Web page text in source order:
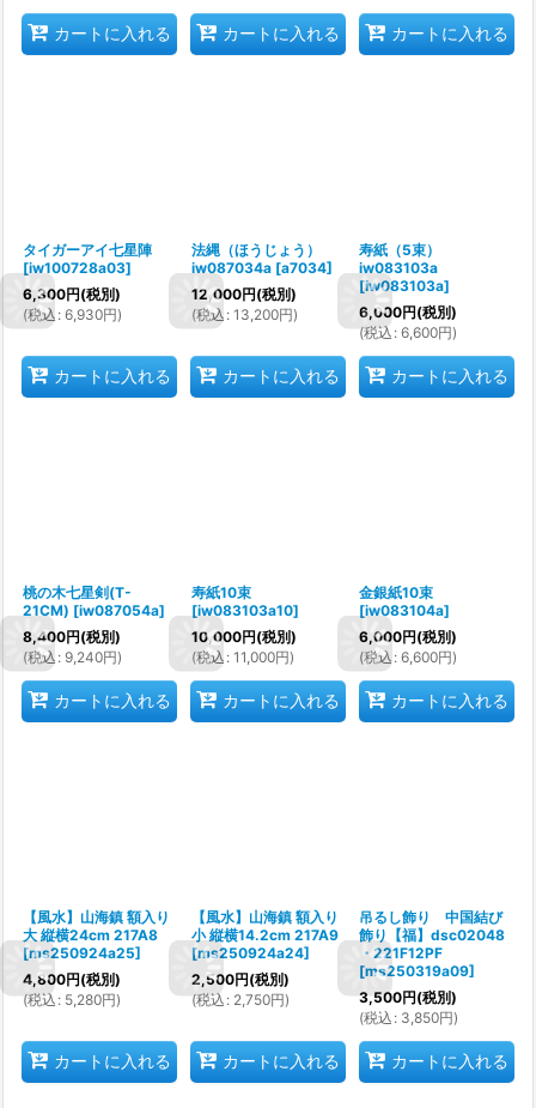
カートに入れる カートに入れる カートに入れる
タイガーアイ七星陣
[iw100728a03]
6,300円(税別)
(税込 : 6,930円)
カートに入れる
法縄（ほうじょう）
iw087034a [a7034]
12,000円(税別)
(税込 : 13,200円)
カートに入れる
寿紙（5束）
iw083103a
[iw083103a]
6,000円(税別)
(税込 : 6,600円)
カートに入れる
桃の木七星剣(T-
21CM) [iw087054a]
8,400円(税別)
(税込 : 9,240円)
カートに入れる
寿紙10束
[iw083103a10]
10,000円(税別)
(税込 : 11,000円)
カートに入れる
金銀紙10束
[iw083104a]
6,000円(税別)
(税込 : 6,600円)
カートに入れる
【風水】山海鎮 額入り
大 縦横24cm 217A8
[ms250924a25]
4,800円(税別)
(税込 : 5,280円)
カートに入れる
【風水】山海鎮 額入り
小 縦横14.2cm 217A9
[ms250924a24]
2,500円(税別)
(税込 : 2,750円)
カートに入れる
吊るし飾り 中国結び
飾り【福】dsc02048
・221F12PF
[ms250319a09]
3,500円(税別)
(税込 : 3,850円)
カートに入れる